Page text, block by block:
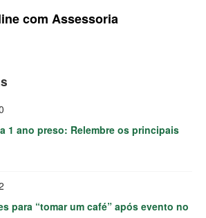
com Assessoria
1 ano preso: Relembre os principais
para “tomar um café” após evento no